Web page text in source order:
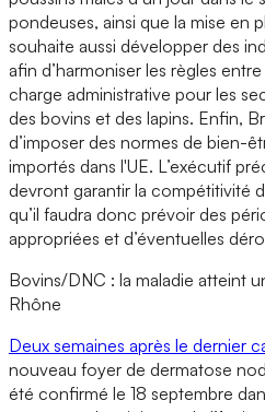
pondeuses, ainsi que la mise en
souhaite aussi développer des
afin d’harmoniser les règles
charge administrative pour les
des bovins et des lapins. Enfin,
d’imposer des normes de bien-
importés dans l'UE. L’exécutif
devront garantir la compétitivité
qu’il faudra donc prévoir des
appropriées et d’éventuelles
Bovins/DNC : la maladie atteint
Rhône
Deux semaines après le dernier
nouveau foyer de dermatose
été confirmé le 18 septembre